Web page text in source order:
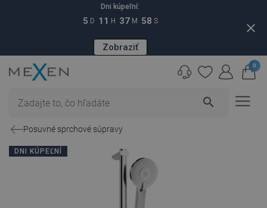
Dni kúpeľní:
5 D 11 H 37 M 57 S
Zobraziť
close
search
0
Posuvné sprchové súpravy
DNI KÚPEĽNÍ